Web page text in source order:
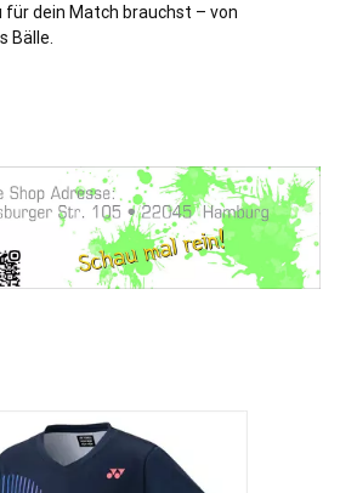
für dein Match brauchst – von
Bälle.